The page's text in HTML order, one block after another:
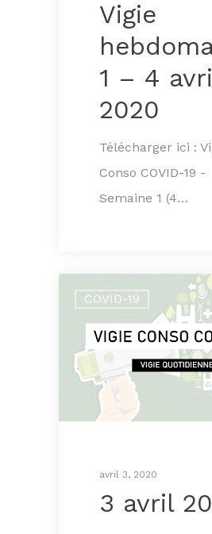
Vigie
1 – 4
2020
Télécharger ici :
Conso COVID-19 -
Semaine 1 (4…
COVID-19
avril 3, 2020
3 avril